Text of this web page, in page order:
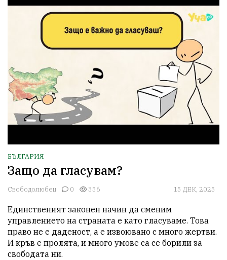
БЪЛГАРИЯ
Защо да гласувам?
Свободолюбец 0 356 15 ДЕК, 2025
Единственият законен начин да сменим
управлението на страната е като гласуваме. Това
право не е даденост, а е извоювано с много жертви.
И кръв е пролята, и много умове са се борили за
свободата ни.